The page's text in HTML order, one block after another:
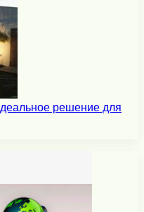
решение для